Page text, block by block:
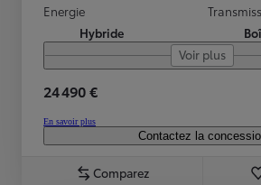
Energie
Hybride
Voir plus
24 490 €
En savoir plus
Contactez la
Comparez